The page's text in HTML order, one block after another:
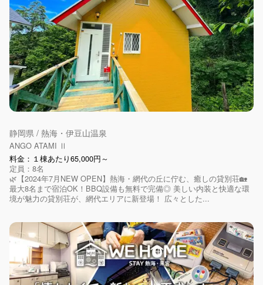
静岡県 / 熱海・伊豆山温泉
ANGO ATAMI Ⅱ
料金：１棟あたり65,000円～
定員：8名
🌿【2024年7月NEW OPEN】熱海・網代の丘に佇む、癒しの貸別荘🏡
最大8名まで宿泊OK！BBQ設備も無料で完備◎ 美しい内装と快適な環
境が魅力の貸別荘が、網代エリアに新登場！ 広々とした...